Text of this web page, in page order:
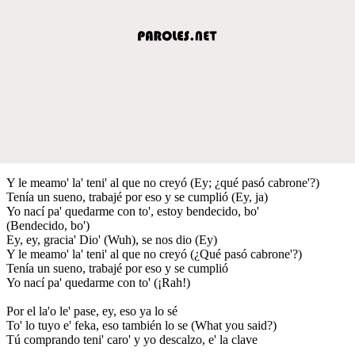
Y le meamo' la' teni' al que no creyó (Ey; ¿qué pasó cabrone'?)
Tenía un sueno, trabajé por eso y se cumplió (Ey, ja)
Yo nací pa' quedarme con to', estoy bendecido, bo'
(Bendecido, bo')
Ey, ey, gracia' Dio' (Wuh), se nos dio (Ey)
Y le meamo' la' teni' al que no creyó (¿Qué pasó cabrone'?)
Tenía un sueno, trabajé por eso y se cumplió
Yo nací pa' quedarme con to' (¡Rah!)
Por el la'o le' pase, ey, eso ya lo sé
To' lo tuyo e' feka, eso también lo se (What you said?)
Tú comprando teni' caro' y yo descalzo, e' la clave